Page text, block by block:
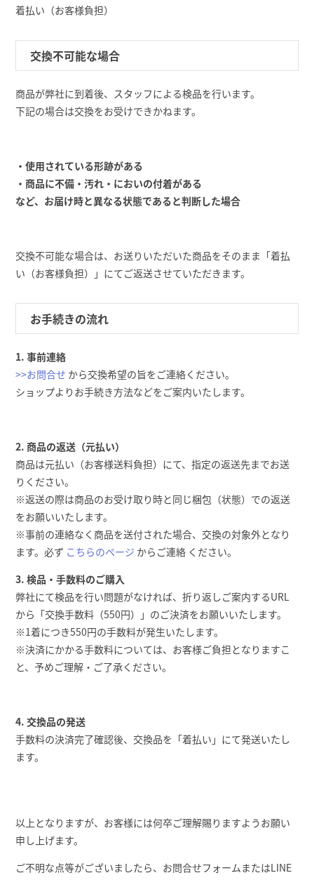
着払い（お客様負担）
交換不可能な場合
商品が弊社に到着後、スタッフによる検品を行います。
下記の場合は交換をお受けできかねます。
・使用されている形跡がある
・商品に不備・汚れ・においの付着がある
など、お届け時と異なる状態であると判断した場合
交換不可能な場合は、お送りいただいた商品をそのまま「着払
い（お客様負担）」にてご返送させていただきます。
お手続きの流れ
1. 事前連絡
>>お問合せ から交換希望の旨をご連絡ください。
ショップよりお手続き方法などをご案内いたします。
2. 商品の返送（元払い）
商品は元払い（お客様送料負担）にて、指定の返送先までお送
りください。
※返送の際は商品のお受け取り時と同じ梱包（状態）での返送
をお願いいたします。
※事前の連絡なく商品を送付された場合、交換の対象外となり
ます。必ず こちらのページ からご連絡 ください。
3. 検品・手数料のご購入
弊社にて検品を行い問題がなければ、折り返しご案内するURL
から「交換手数料（550円）」のご決済をお願いいたします。
※1着につき550円の手数料が発生いたします。
※決済にかかる手数料については、お客様ご負担となりますこ
と、予めご理解・ご了承ください。
4. 交換品の発送
手数料の決済完了確認後、交換品を「着払い」にて発送いたし
ます。
以上となりますが、お客様には何卒ご理解賜りますようお願い
申し上げます。
ご不明な点等がございましたら、お問合せフォームまたはLINE